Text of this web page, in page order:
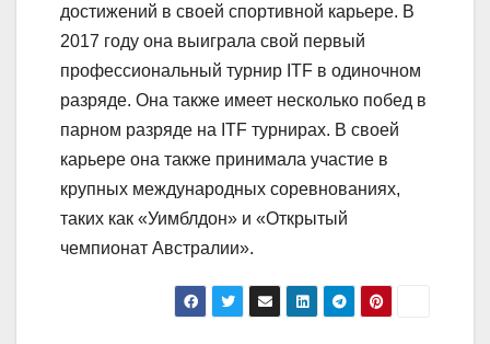
достижений в своей спортивной карьере. В
2017 году она выиграла свой первый
профессиональный турнир ITF в одиночном
разряде. Она также имеет несколько побед в
парном разряде на ITF турнирах. В своей
карьере она также принимала участие в
крупных международных соревнованиях,
таких как «Уимблдон» и «Открытый
чемпионат Австралии».